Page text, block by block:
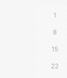
1
8
15
22